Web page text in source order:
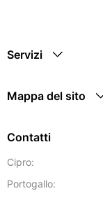
Servizi
Mappa del sito
Contatti
Cipro:
Portogallo: